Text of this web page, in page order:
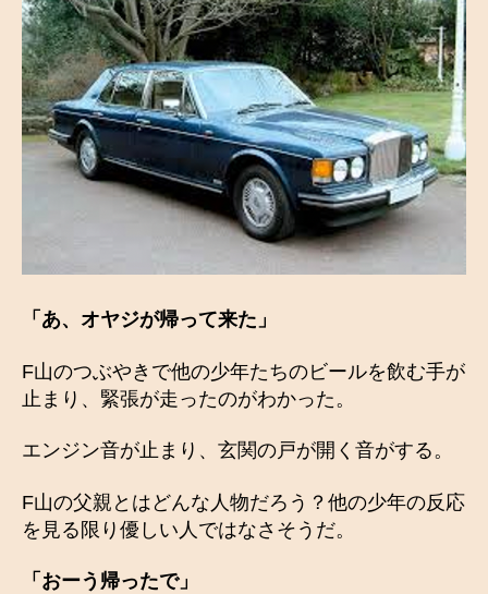
「あ、オヤジが帰って来た」
F山のつぶやきで他の少年たちのビールを飲む手が
止まり、緊張が走ったのがわかった。
エンジン音が止まり、玄関の戸が開く音がする。
F山の父親とはどんな人物だろう？他の少年の反応
を見る限り優しい人ではなさそうだ。
「おーう帰ったで」